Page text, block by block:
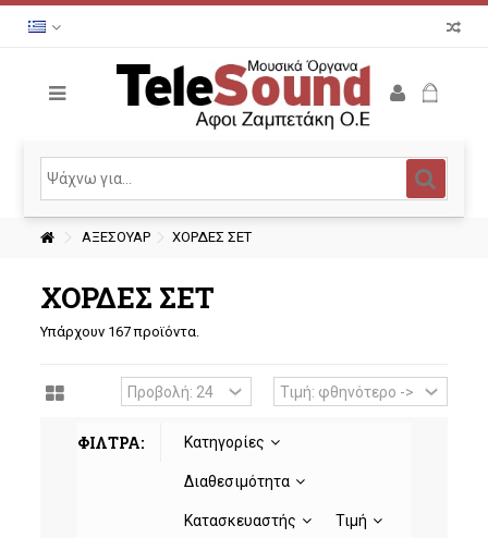
ΑΞΕΣΟΥΑΡ ΧΟΡΔΕΣ ΣΕΤ
ΧΟΡΔΕΣ ΣΕΤ
Υπάρχουν 167 προϊόντα.
ΦΙΛΤΡΑ: Κατηγορίες
Διαθεσιμότητα
Κατασκευαστής Τιμή